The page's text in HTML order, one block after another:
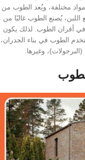
مواد مختلفة، ويُعد الطوب من
اللبن، يُصنع الطوب غالبًا من
في أفران الطوب. لذلك يكون
الطوب في بناء الجدران،
وغيرها.